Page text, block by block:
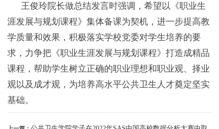
王俊玲院长做总结发言时强调，希望以《职业生
涯发展与规划课程》集体备课为契机，进一步提高教
学质量和效果，积极落实学校党委对学生培养的要
求，力争把《职业生涯发展与规划课程》打造成精品
课程，帮助学生树立正确的职业理想和职业观、择业
观以及成才观，为培养高水平公共卫生人才奠定坚实
基础。